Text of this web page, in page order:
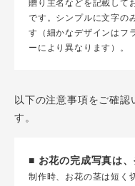
贈り主名などを記載して
です。シンプルに文字の
す（細かなデザインはフ
ーにより異なります）。
以下の注意事項をご確認
す。
■ お花の完成写真は
制作時、お花の茎は短く